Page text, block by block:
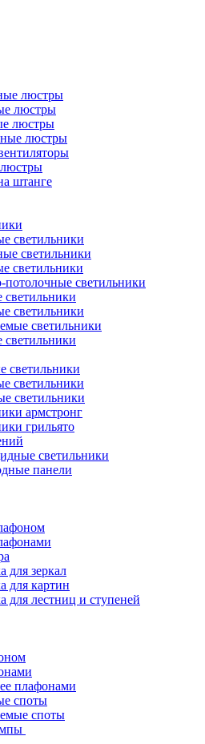
люстры
люстры
люстры
люстры
штанге
светильники
светильники
светильники
потолочные светильники
светильники
светильники
светильники
светильники
светильники
светильники
светильники
армстронг
грильято
светильники
панели
для зеркал
для картин
для лестниц и ступеней
плафонами
споты
споты